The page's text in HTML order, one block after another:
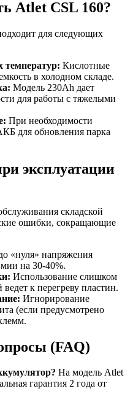
Atlet CSL 160?
для следующих
температур: Кислотные
в холодном складе.
Модель 230Ah дает
для работы с тяжелыми
При необходимости
для обновления парка
эксплуатации
складской
ошибки, сокращающие
«нуля» напряжения
на 30-40%.
Использование слишком
к перегреву пластин.
Игнорирование
(если предусмотрено
(FAQ)
На модель Atlet
гарантия 2 года от